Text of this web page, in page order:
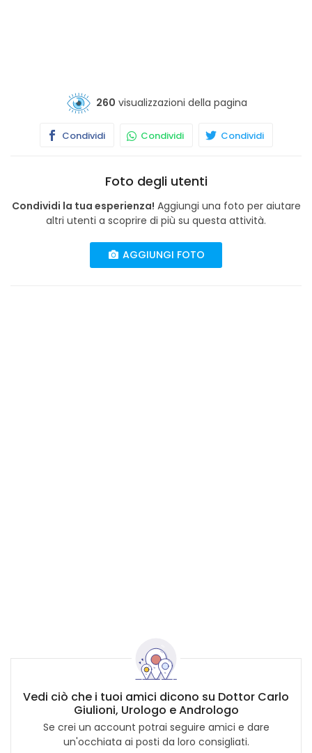
260 visualizzazioni della pagina
Condividi Condividi Condividi
Foto degli utenti
Condividi la tua esperienza! Aggiungi una foto per aiutare
altri utenti a scoprire di più su questa attività.
AGGIUNGI FOTO
Vedi ciò che i tuoi amici dicono su Dottor Carlo
Giulioni, Urologo e Andrologo
Se crei un account potrai seguire amici e dare
un'occhiata ai posti da loro consigliati.